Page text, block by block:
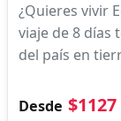
¿Quieres vivir
viaje de 8 días
del país en
Desde $1127